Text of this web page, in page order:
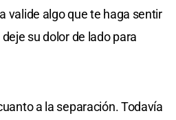
valide algo que te haga sentir
su dolor de lado para
a la separación. Todavía